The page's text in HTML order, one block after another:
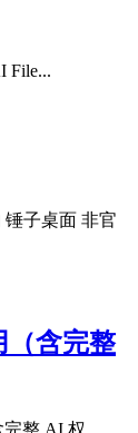
File...
子桌面 非官
（含完整